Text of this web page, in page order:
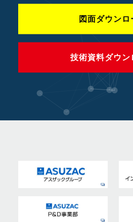
図面ダウンロ
技術資料ダウン